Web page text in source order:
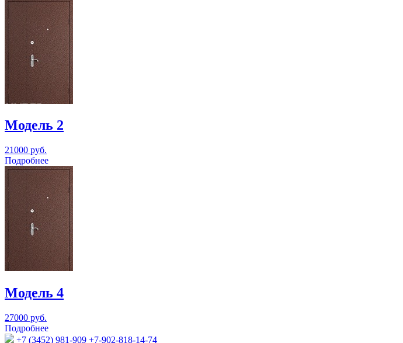
Модель 2
21000 руб.
Подробнее
Модель 4
27000 руб.
Подробнее
+7 (3452) 981-909 +7-902-818-14-74